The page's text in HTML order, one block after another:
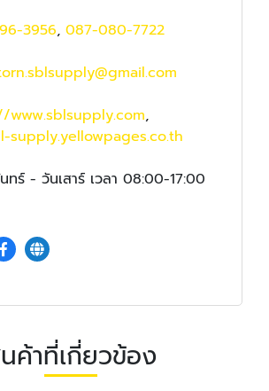
3956, 087-080-7722
www.sblsupply.com,
supply.yellowpages.co.th
ทร์ - วันเสาร์ เวลา 08:00-17:00
ค้าที่เกี่ยวข้อง